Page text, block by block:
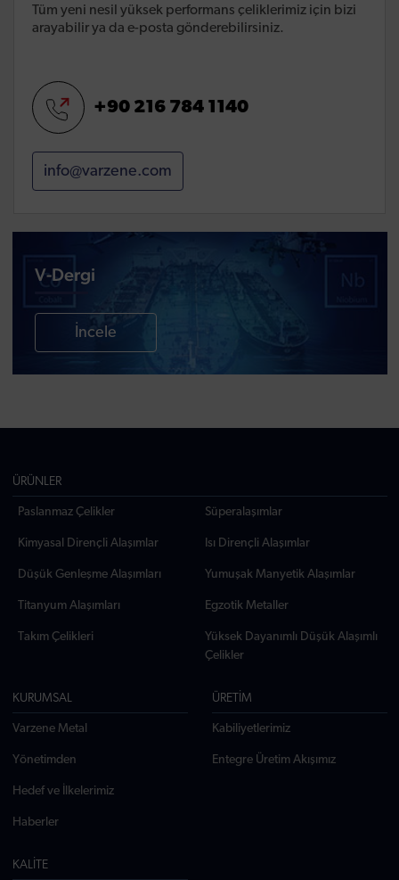
Tüm yeni nesil yüksek performans çeliklerimiz için bizi
arayabilir ya da e-posta gönderebilirsiniz.
+90 216 784 1140
info@varzene.com
V-Dergi
İncele
ÜRÜNLER
Paslanmaz Çelikler Süperalaşımlar
Kimyasal Dirençli Alaşımlar Isı Dirençli Alaşımlar
Düşük Genleşme Alaşımları Yumuşak Manyetik Alaşımlar
Titanyum Alaşımları Egzotik Metaller
Takım Çelikleri
Yüksek Dayanımlı Düşük Alaşımlı
Çelikler
KURUMSAL
Varzene Metal
Yönetimden
Hedef ve İlkelerimiz
Haberler
ÜRETİM
Kabiliyetlerimiz
Entegre Üretim Akışımız
KALİTE